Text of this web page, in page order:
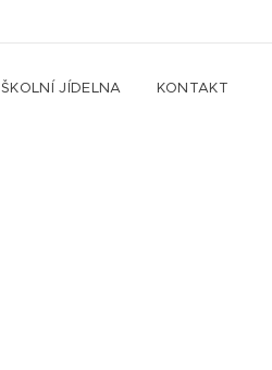
ŠKOLNÍ JÍDELNA KONTAKT